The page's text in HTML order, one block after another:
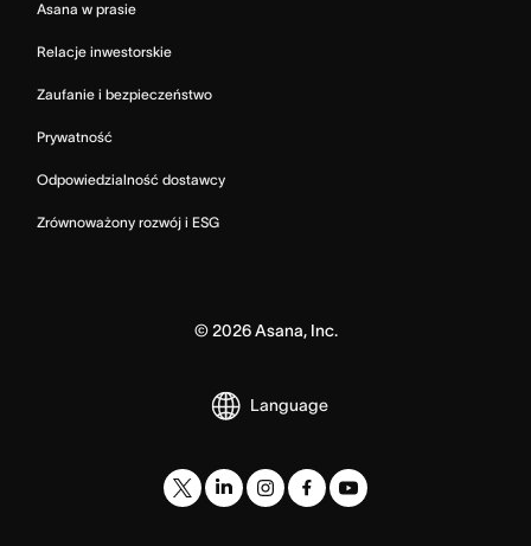
Asana w prasie
Relacje inwestorskie
Zaufanie i bezpieczeństwo
Prywatność
Odpowiedzialność dostawcy
Zrównoważony rozwój i ESG
© 2026Asana, Inc.
Language